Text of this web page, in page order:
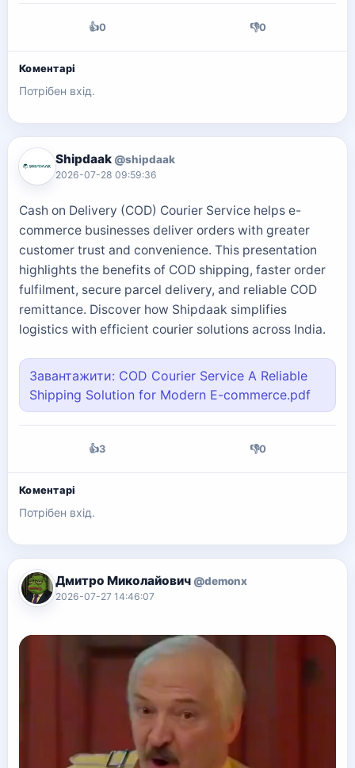
👍0 👎0
Коментарі
Потрібен вхід.
Shipdaak @shipdaak
2026-07-28 09:59:36
Cash on Delivery (COD) Courier Service helps e-
commerce businesses deliver orders with greater
customer trust and convenience. This presentation
highlights the benefits of COD shipping, faster order
fulfilment, secure parcel delivery, and reliable COD
remittance. Discover how Shipdaak simplifies
logistics with efficient courier solutions across India.
Завантажити: COD Courier Service A Reliable
Shipping Solution for Modern E-commerce.pdf
👍3 👎0
Коментарі
Потрібен вхід.
Дмитро Миколайович @demonx
2026-07-27 14:46:07